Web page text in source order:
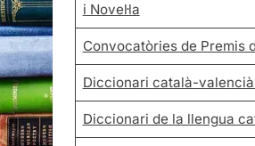
i Novel·la
Convocatòries de Premis
Diccionari català-
Diccionari de la llengua